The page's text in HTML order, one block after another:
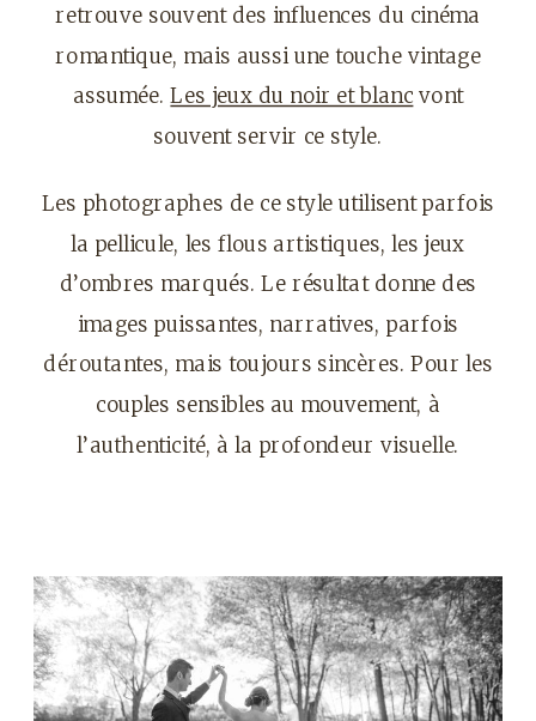
retrouve souvent des influences du cinéma
romantique, mais aussi une touche vintage
assumée.Les jeux du noir et blanc vont
souvent servir ce style.
Les photographes de ce style utilisent parfois
la pellicule, les flous artistiques, les jeux
d’ombres marqués. Le résultat donne des
images puissantes, narratives, parfois
déroutantes, mais toujours sincères. Pour les
couples sensibles au mouvement, à
l’authenticité, à la profondeur visuelle.